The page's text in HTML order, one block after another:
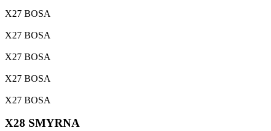
X27 BOSA
X27 BOSA
X27 BOSA
X27 BOSA
X27 BOSA
X28 SMYRNA